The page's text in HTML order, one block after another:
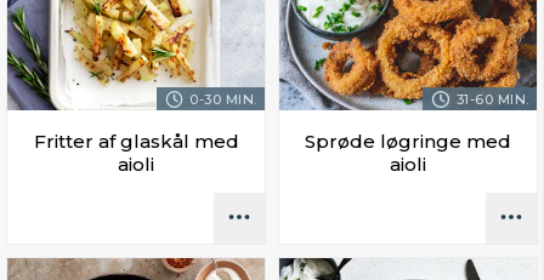
0-30 MIN.
Fritter af glaskål med
aioli
31-60 MIN.
Sprøde løgringe med
aioli